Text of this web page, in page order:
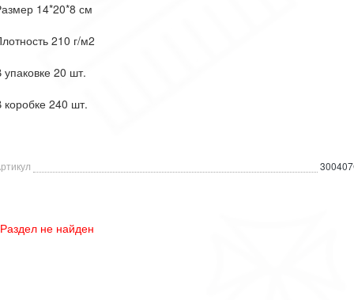
14*20*8 см
210 г/м2
упаковке 20 шт.
коробке 240 шт.
Раздел не найден